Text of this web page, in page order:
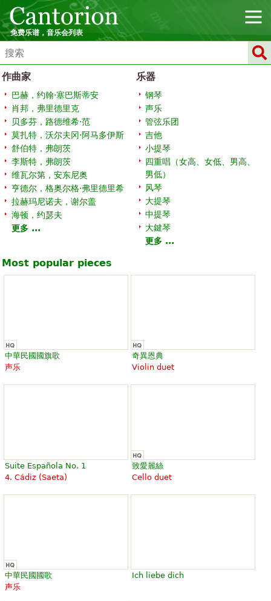
免费乐谱，音乐会列表
作曲家
巴赫，约翰·塞巴斯蒂安
肖邦，弗里德里克
贝多芬，路德维希·范
莫扎特，沃尔夫冈·阿马多伊斯
舒伯特，弗朗茨
李斯特，弗朗茨
维瓦尔第，安东尼奥
亨德尔，格奥尔格·弗里德里希
拉赫玛尼诺夫，谢尔盖
海顿，约瑟夫
更多 ...
乐器
钢琴
声乐
管弦乐团
吉他
小提琴
四重唱（女高、女低、男高、
男低）
风琴
大提琴
中提琴
大鍵琴
更多 ...
Most popular pieces
中華民國國旗歌
声乐
奇異恩典
Violin duet
Suite Española No. 1
4. Cádiz (Saeta)
致愛麗絲
Cello duet
中華民國國歌
声乐
Ich liebe dich